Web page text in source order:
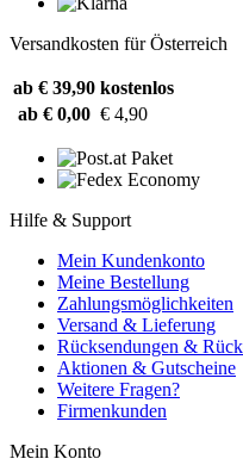
Versandkosten für Österreich
ab € 39,90 kostenlos
ab € 0,00 € 4,90
Hilfe & Support
Mein Kundenkonto
Meine Bestellung
Zahlungsmöglichkeiten
Versand & Lieferung
Rücksendungen &
Aktionen & Gutscheine
Weitere Fragen?
Firmenkunden
Mein Konto